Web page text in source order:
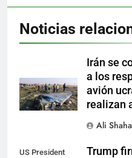
Noticias
Irán se
a los
avión
realizan
Ali
US President
Trump